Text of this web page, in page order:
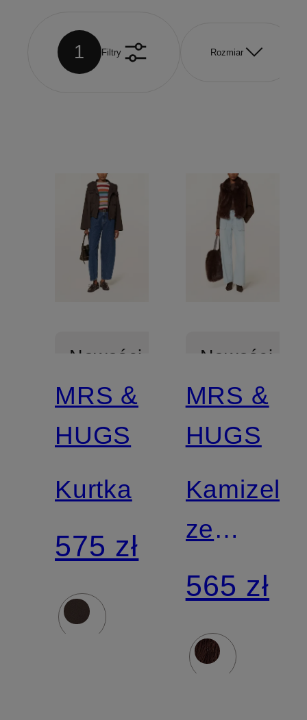
1 Filtry Rozmiar
Nowości
Z
certyfikatem
MRS &
HUGS
Kurtka
575 zł
Nowości
MRS &
HUGS
ze
futra
565 zł